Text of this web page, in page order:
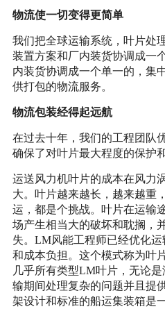
物流使一切变得更简单
我们把全球运输系统，叶片处
装置方案和厂内装货协调成一
内装货协调成一个单一的，集
供打包的物流服务。
物流包装经得起远航
在过去十年，我们的工程团队
确保了对叶片最大程度的保护
运送风力机叶片的成本在风力
大。叶片越来越长，越来越重
运，都是个挑战。叶片在运输
场产生相当大的破坏和耽搁，
失。LM风能工程师已经优化
和成本负担。这个模式称为叶
几乎所有类型LM叶片，无论
输期间处理复杂的问题并且提
架设计和标准的船运集装箱是